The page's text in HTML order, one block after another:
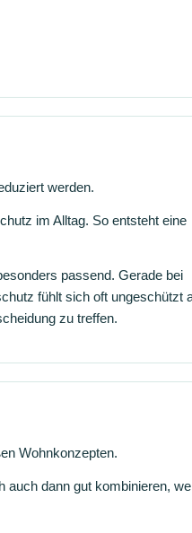
werden.
im Alltag. So entsteht eine
passend. Gerade bei
fühlt sich oft ungeschützt
zu treffen.
Wohnkonzepten.
auch dann gut kombinieren,